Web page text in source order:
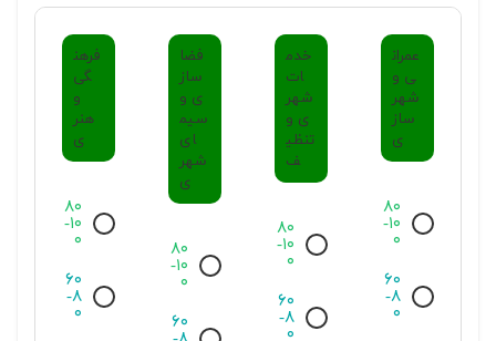
عمران
ی و
شهر
ساز
ی
۸۰
-۱۰
۰
۶۰
-۸
۰
خدم
ات
شهر
ی و
تنظی
ف
۸۰
-۱۰
۰
۶۰
-۸
۰
فضا
ساز
ی و
سیم
ای
شهر
ی
۸۰
-۱۰
۰
۶۰
فرهن
گی
و
هنر
ی
۸۰
-۱۰
۰
۶۰
-۸
۰